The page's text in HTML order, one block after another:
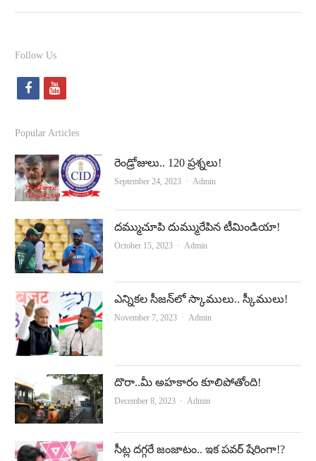
Follow Us
f
c
e
b
o
o
k
y
u
u
b
e
Popular Articles
రెండ్రోజులు.. 120 ప్రశ్నలు!
September 24, 2023 Author
Admin
దమ్ముచూపి దుమ్మురేపిన టీమిండియా!
October 15, 2023 Author
Admin
ఎన్నికల సీజన్‌లో స్కాములు.. స్కీములు!
November 7, 2023 Author
Admin
దొరా..మీ అహకారం కూలిపోతోంది!
December 8, 2023 Author
Admin
సీట్ల ద‌గ్గ‌రే జంజాటం.. ఇక ప‌వ‌ర్ షేరింగా!?